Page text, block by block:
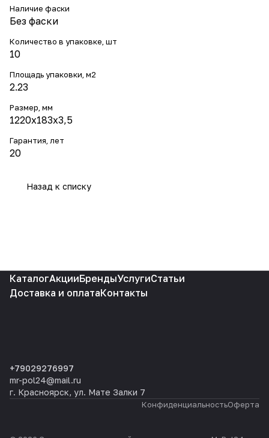
Наличие фаски
Без фаски
Количество в упаковке, шт
10
Площадь упаковки, м2
2.23
Размер, мм
1220х183х3,5
Гарантия, лет
20
Назад к списку
КаталогАкцииБрендыУслугиСтатьи
Доставка и оплатаКонтакты
+79029276997
mr-pol24@mail.ru
г. Красноярск, ул. Мате Залки 7
КонфиденциальностьОферта